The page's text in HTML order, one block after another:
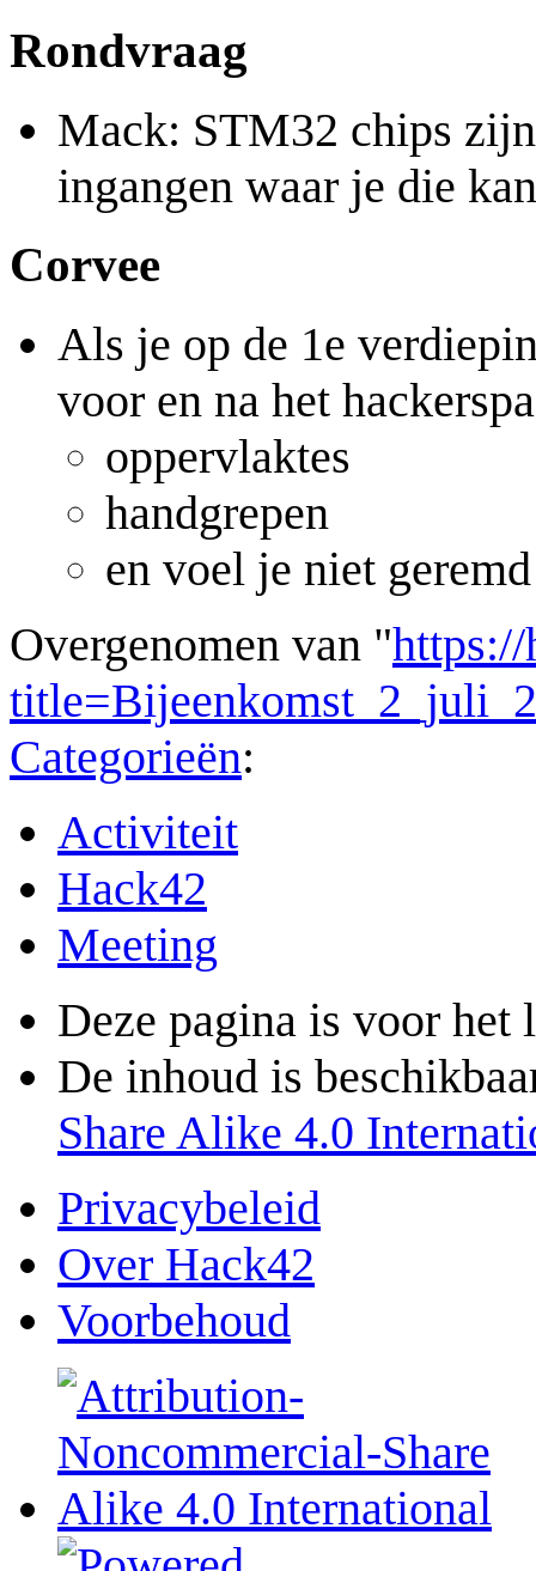
Rondvraag
Mack: STM32 chips
ingangen waar je die
Corvee
Als je op de 1e
voor en na het
oppervlaktes
handgrepen
en voel je niet
Overgenomen van "
Categorieën:
Activiteit
Hack42
Meeting
Deze pagina is voor het
De inhoud is
Share Alike 4.0
Privacybeleid
Over Hack42
Voorbehoud